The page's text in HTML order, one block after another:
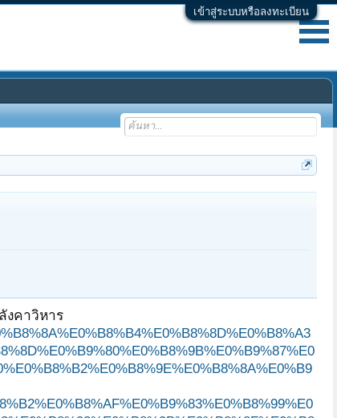
เข้าสู่ระบบหรือลงทะเบียน
งคาวิหาร